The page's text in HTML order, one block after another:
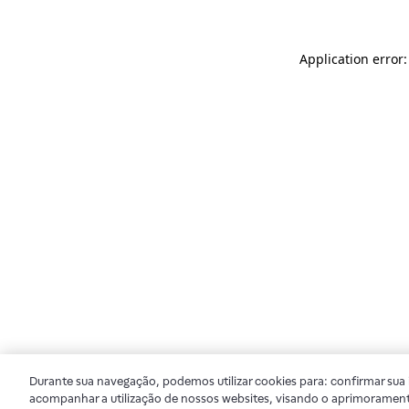
Application
Durante sua navegação, podemos utilizar cookies para: confirmar
acompanhar a utilização de nossos websites, visando o